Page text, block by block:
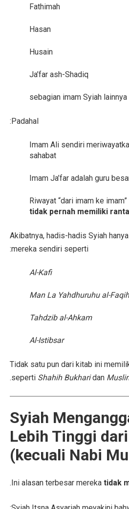
Fathimah
Hasan
Husain
Ja’far ash-Shadiq
sebagian imam Syiah lainnya
Padahal:
Imam Ali sendiri
sahabat
Imam Ja’far adalah guru
Riwayat “dari imam ke
tidak pernah memiliki
Akibatnya, hadis-hadis Syiah
mereka sendiri seperti:
Al-Kafi
Man La Yahdhuruhu al-Faqih
Tahdzib al-Ahkam
Al-Istibsar
Tidak satu pun dari kitab ini
seperti Shahih Bukharidan
.
3. Syiah
Lebih Tinggi
(kecuali Nabi
Ini alasan terbesar mereka tidak
.